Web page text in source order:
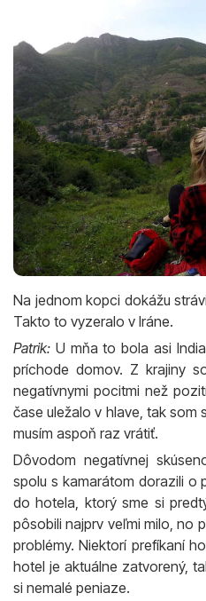
Na jednom kopci dokážu
Takto to vyzeralo v Iráne.
Patrik: U mňa to bola asi
príchode domov. Z krajiny
negatívnymi pocitmi než
čase uležalo v hlave, tak som
musím aspoň raz vrátiť.
Dôvodom negatívnej
spolu s kamarátom dorazili o
do hotela, ktorý sme si
pôsobili najprv veľmi milo, no
problémy. Niektorí prefíkaní
hotel je aktuálne zatvorený,
si nemalé peniaze.